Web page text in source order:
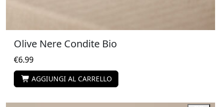
Olive Nere Condite Bio
€6.99
AGGIUNGI AL CARRELLO